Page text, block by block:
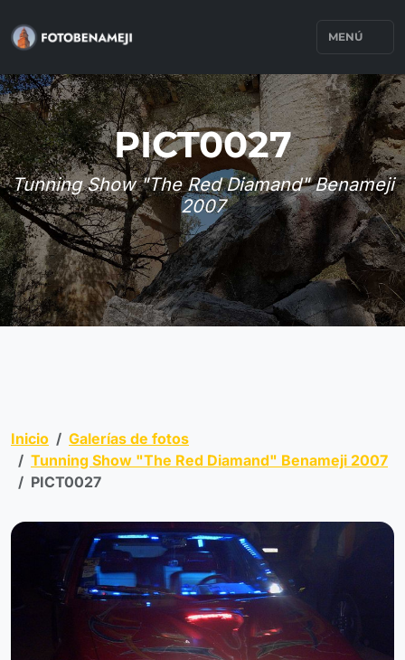
MENÚ
PICT0027
Tunning Show "The Red Diamand" Benameji
2007
Inicio
Galerías de fotos
Tunning Show "The Red Diamand" Benameji 2007
PICT0027